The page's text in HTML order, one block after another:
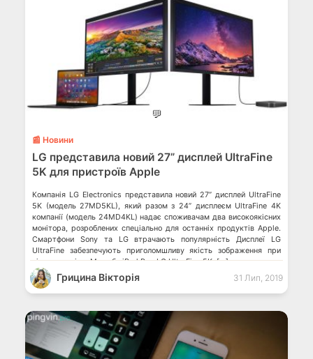
💬
📰 Новини
LG представила новий 27” дисплей UltraFine
5K для пристроїв Apple
Компанія LG Electronics представила новий 27” дисплей UltraFine
5K (модель 27MD5KL), який разом з 24” дисплеєм UltraFine 4K
компанії (модель 24MD4KL) надає споживачам два високоякісних
монітора, розроблених спеціально для останніх продуктів Apple.
Смартфони Sony та LG втрачають популярність Дисплеї LG
UltraFine забезпечують приголомшливу якість зображення при
підключенні до Mac або iPad Pro. LG UltraFine 5K, […]
Грицина Вікторія 31 Лип, 2019